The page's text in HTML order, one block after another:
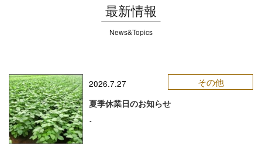
最新情報
News&Topics
2026.7.27 その他
夏季休業日のお知らせ
-